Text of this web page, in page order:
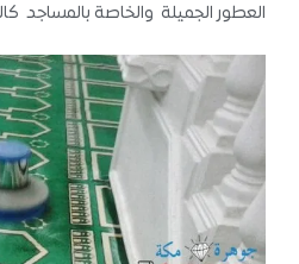
العطور الجميلة والخاصة بالمساجد